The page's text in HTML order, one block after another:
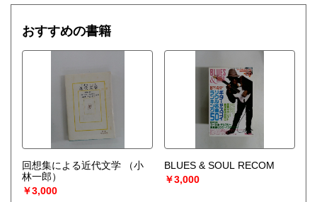
おすすめの書籍
回想集による近代文学
（小
林一郎）
￥3,000
BLUES & SOUL RECOM
￥3,000